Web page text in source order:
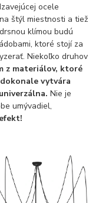
ocele
štýl miestnosti a tiež
klímou budú
ktoré stojí za
Niekoľko druhov
z materiálov, ktoré
vytvára
Nie je
umývadiel,